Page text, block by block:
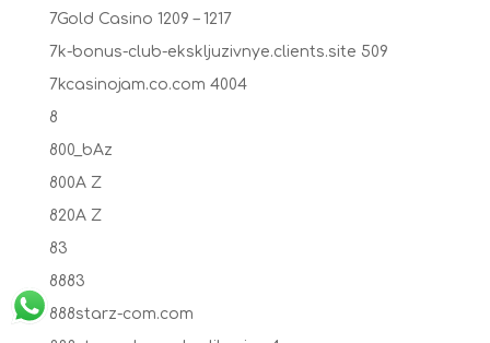
7Gold Casino 1209 – 1217
7k-bonus-club-ekskljuzivnye.clients.site 509
7kcasinojam.co.com 4004
8
800_bAz
800A Z
820A Z
83
8883
888starz-com.com